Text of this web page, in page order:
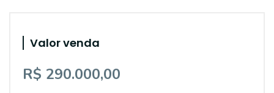
Valor venda
R$ 290.000,00